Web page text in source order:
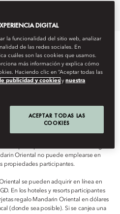
Oriental, suscribe el
tarjeta regalo, acepta quedar
de uso y declara que es mayor
Oriental no puede emplearse en
propiedades participantes.
se pueden adquirir en línea en
En los hoteles y resorts participantes
regalo Mandarin Oriental en dólares
(donde sea posible). Si se canjea una
DIGITAL
la funcionalidad del sitio web, analizar
de las redes sociales. En
cuáles son las cookies que usamos.
más información y explica cómo
Haciendo clic en “Aceptar todas las
publicidad y cookies ynuestra
ACEPTAR TODAS LAS
COOKIES